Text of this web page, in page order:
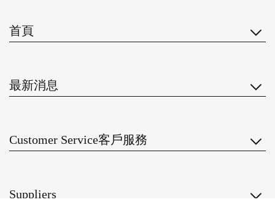
首頁
最新消息
Customer Service客戶服務
Suppliers